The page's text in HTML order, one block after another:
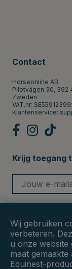
Contact
Horseonline AB
Pilotvägen 30, 392
Zweden
VAT.nr:
Klantenservice:
Krijg toegang
Wij gebruiken
verbeteren.
u onze website
maat
Equinest-